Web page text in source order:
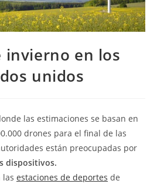
invierno en los
unidos
las estimaciones se basan en
drones para el final de las
están preocupadas por
dispositivos.
las estaciones de deportes de